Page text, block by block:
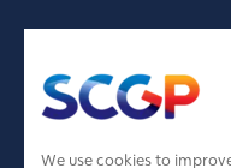
We use cookies to